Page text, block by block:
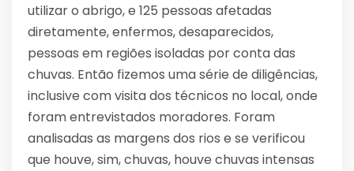
utilizar o abrigo, e 125 pessoas afetadas
diretamente, enfermos, desaparecidos,
pessoas em regiões isoladas por conta das
chuvas. Então fizemos uma série de diligências,
inclusive com visita dos técnicos no local, onde
foram entrevistados moradores. Foram
analisadas as margens dos rios e se verificou
que houve, sim, chuvas, houve chuvas intensas